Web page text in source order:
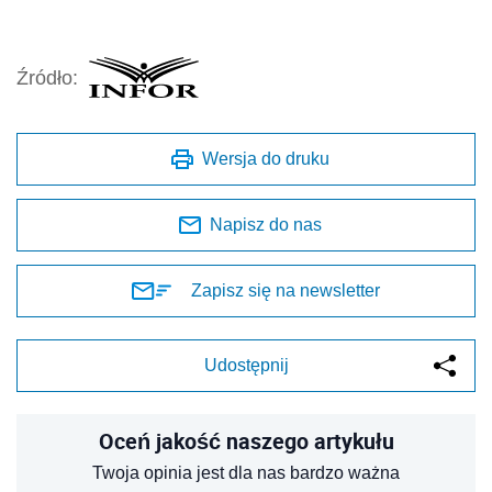
Źródło:
Wersja do druku
Napisz do nas
Zapisz się na newsletter
Udostępnij
Oceń jakość naszego artykułu
Twoja opinia jest dla nas bardzo ważna